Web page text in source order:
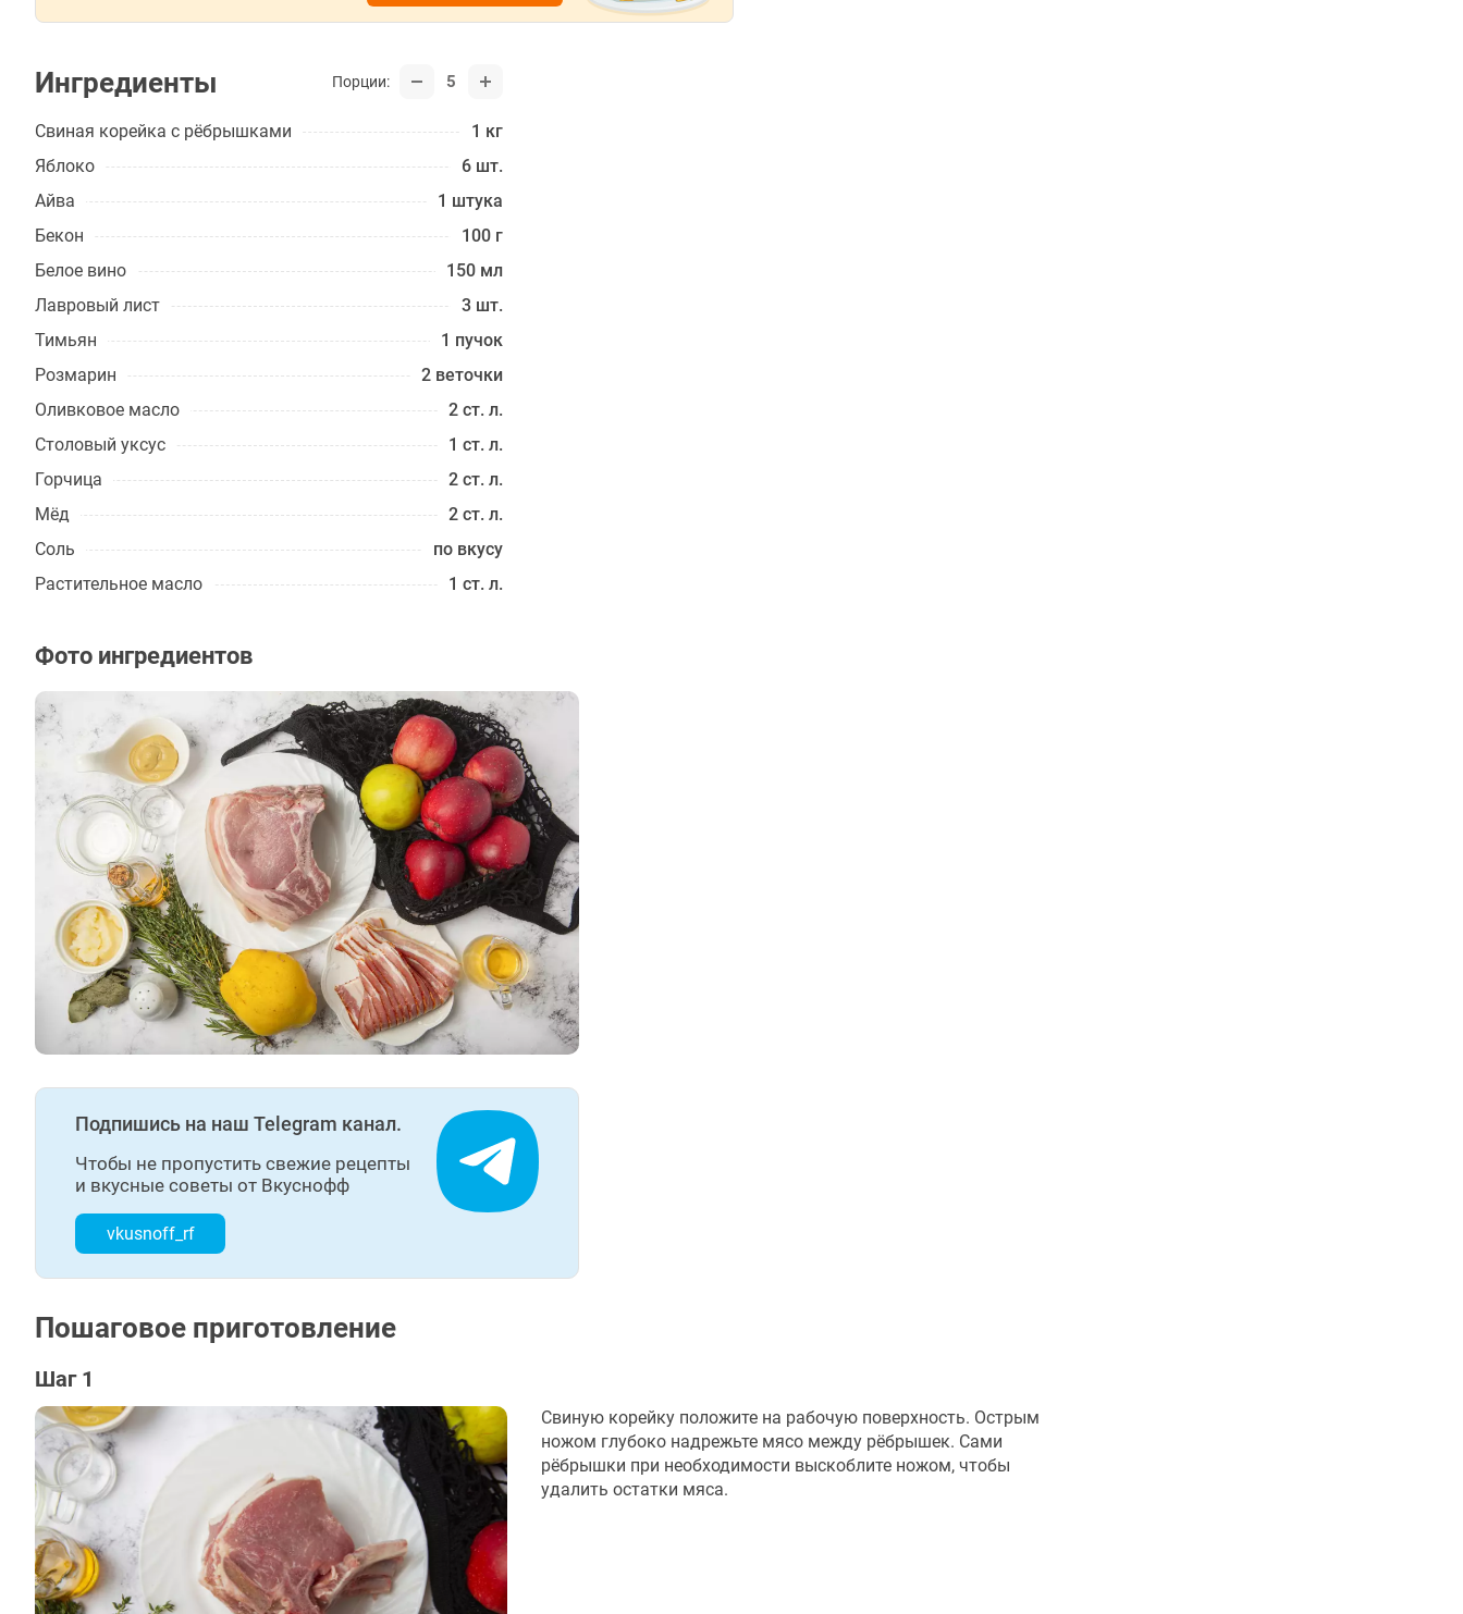
Ингредиенты Порции: 5
Свиная корейка с рёбрышками
1 кг
Яблоко
6 шт.
Айва
1 штука
Бекон
100 г
Белое вино
150 мл
Лавровый лист
3 шт.
Тимьян
1 пучок
Розмарин
2 веточки
Оливковое масло
2 ст. л.
Столовый уксус
1 ст. л.
Горчица
2 ст. л.
Мёд
2 ст. л.
Соль
по вкусу
Растительное масло
1 ст. л.
Фото ингредиентов
Подпишись на наш Telegram канал.
Чтобы не пропустить свежие рецепты
и вкусные советы от Вкуснофф
vkusnoff_rf
Пошаговое приготовление
Шаг 1
Свиную корейку положите на рабочую поверхность. Острым
ножом глубоко надрежьте мясо между рёбрышек. Сами
рёбрышки при необходимости выскоблите ножом, чтобы
удалить остатки мяса.